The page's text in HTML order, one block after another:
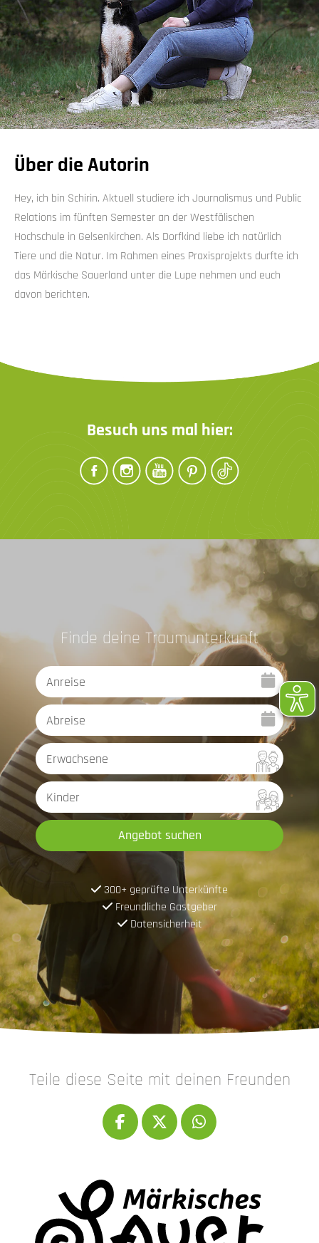
Über die Autorin
Hey, ich bin Schirin. Aktuell studiere ich Journalismus und Public
Relations im fünften Semester an der Westfälischen
Hochschule in Gelsenkirchen. Als Dorfkind liebe ich natürlich
Tiere und die Natur. Im Rahmen eines Praxisprojekts durfte ich
das Märkische Sauerland unter die Lupe nehmen und euch
davon berichten.
Besuch uns mal hier:
Finde deine Traumunterkunft
Angebot suchen
300+ geprüfte Unterkünfte
Freundliche Gastgeber
Datensicherheit
Teile diese Seite mit deinen Freunden